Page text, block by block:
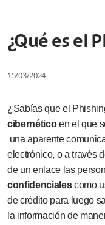
Pagos a terceros a
¿Qué es el
15/03/2024
¿Sabías que el
cibernéticoen el que
una aparente
electrónico, o a través
de un enlace las
confidencialescomo
de crédito para luego
la información de